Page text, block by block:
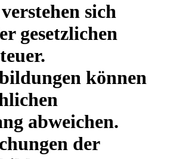
sich
gesetzlichen
können
abweichen.
der